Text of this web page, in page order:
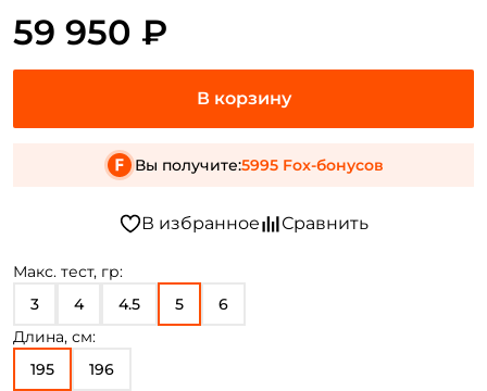
Макс. тест, гр:
3
4 4.5 5
6
Длина, см:
195
196
59 950 ₽
Вы получите:5995 Fox-бонусов